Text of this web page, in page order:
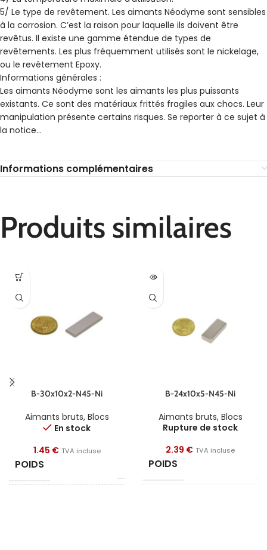
5/ Le type de revêtement. Les aimants Néodyme sont sensibles
à la corrosion. C’est la raison pour laquelle ils doivent être
revêtus. Il existe une gamme étendue de types de
revêtements. Les plus fréquemment utilisés sont le nickelage,
ou le revêtement Epoxy.
Informations générales :
Les aimants Néodyme sont les aimants les plus puissants
existants. Ce sont des matériaux frittés fragiles aux chocs. Leur
manipulation présente certains risques. Se reporter à ce sujet à
la notice…
Informations complémentaires
Produits similaires
B-30x10x2-N45-Ni
Aimants bruts, Blocs
En stock
1.45 € TVA incluse
POIDS
B-24x10x5-N45-Ni
Aimants bruts, Blocs
Rupture de stock
2.39 € TVA incluse
POIDS